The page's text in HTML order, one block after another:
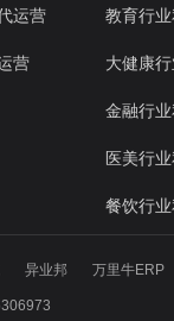
运营
营
教育行
大健康
金融行
医美行
餐饮行
异业邦 万里牛ERP